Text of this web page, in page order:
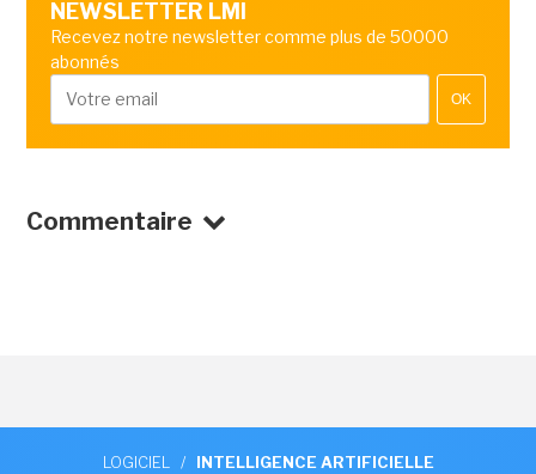
NEWSLETTER LMI
Recevez notre newsletter comme plus de 50000
abonnés
OK
Commentaire
LOGICIEL / INTELLIGENCE ARTIFICIELLE